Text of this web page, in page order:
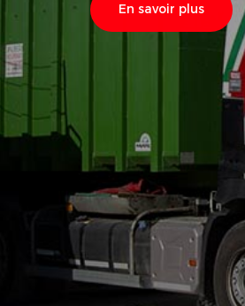
En savoir plus